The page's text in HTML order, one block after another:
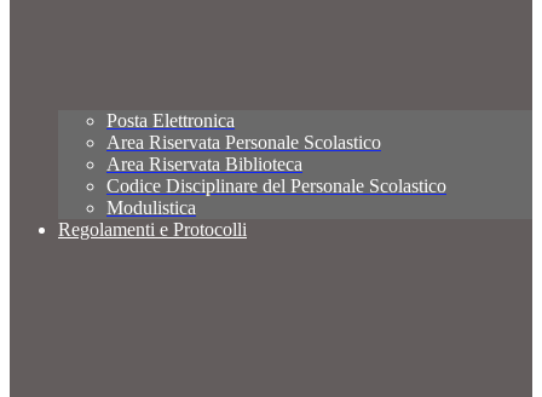
Posta Elettronica
Area Riservata Personale Scolastico
Area Riservata Biblioteca
Codice Disciplinare del Personale Scolastico
Modulistica
Regolamenti e Protocolli